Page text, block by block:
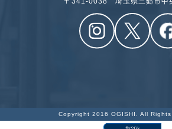
Copyright 2016 OGISHI. All
モバイル